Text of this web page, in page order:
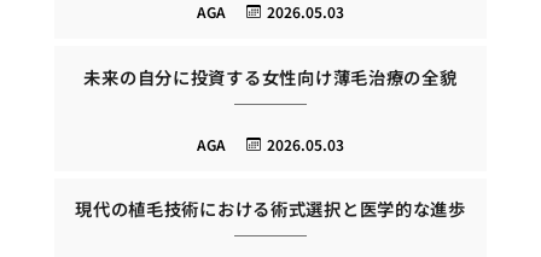
2026.05.03
AGA
未来の自分に投資する女性向け薄毛治療の全貌
2026.05.03
AGA
現代の植毛技術における術式選択と医学的な進歩